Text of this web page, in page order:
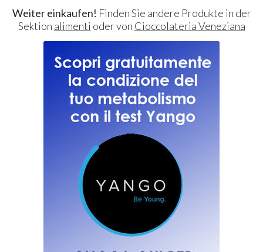
Weiter einkaufen! Finden Sie andere Produkte in der
Sektion alimenti oder von Cioccolateria Veneziana